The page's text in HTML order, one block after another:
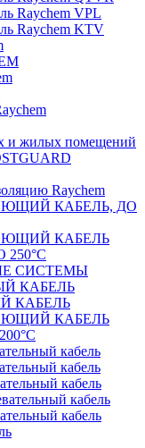
Raychem VPL
Raychem KTV
и жилых помещений
Raychem
КАБЕЛЬ, ДО
КАБЕЛЬ
СИСТЕМЫ
КАБЕЛЬ
КАБЕЛЬ
КАБЕЛЬ
кабель
кабель
кабель
кабель
кабель